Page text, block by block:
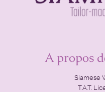
A propos
Siamese
T.A.T.